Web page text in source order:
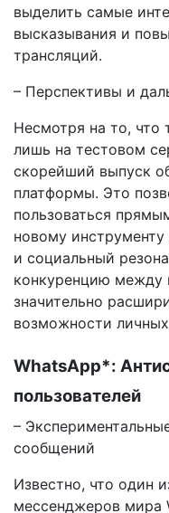
выделить самые
высказывания и
трансляций.
– Перспективы и
Несмотря на то, что
лишь на тестовом
скорейший выпуск
платформы. Это
пользоваться
новому
и социальный
конкуренцию между
значительно
возможности
WhatsApp*:
пользователей
–
сообщений
Известно, что один
мессенджеров мира